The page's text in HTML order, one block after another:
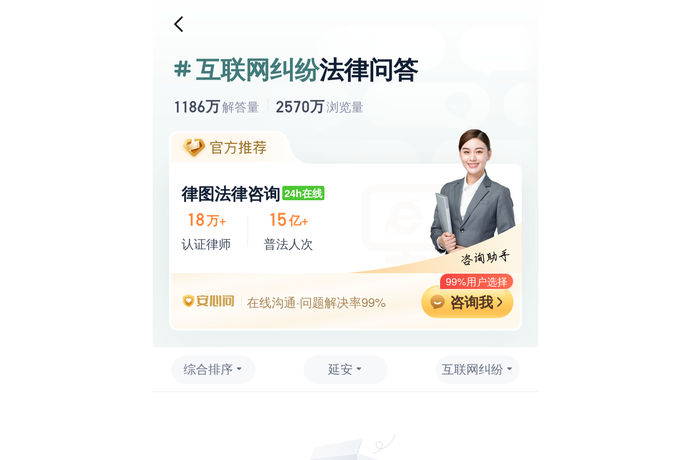
互联网纠纷法律问答
1186万解答量 2570万浏览量
律图法律咨询 24h在线
18万+
认证律师
15亿+
普法人次
在线沟通·问题解决率99%
99%用户选择
咨询我
综合排序 延安 互联网纠纷